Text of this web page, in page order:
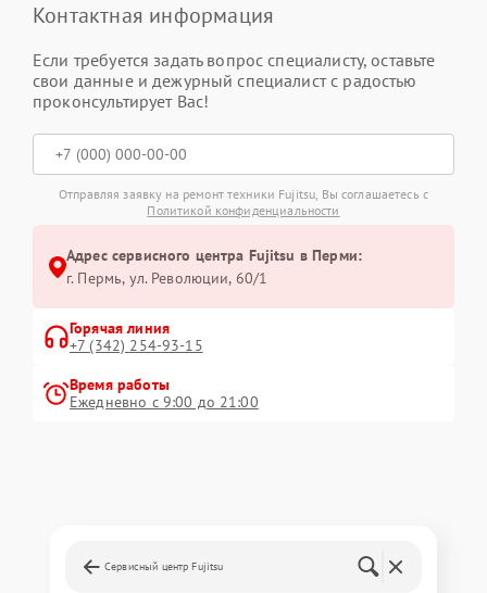
Контактная информация
Если требуется задать вопрос специалисту, оставьте
свои данные и дежурный специалист с радостью
проконсультирует Вас!
Отправляя заявку на ремонт техники Fujitsu, Вы соглашаетесь с
Политикой конфиденциальности
Адрес сервисного центра Fujitsu в Перми:
г. Пермь, ул. ​Революции, 60/1
Горячая линия
+7 (342) 254-93-15
Время работы
Ежедневно с 9:00 до 21:00
Сервисный центр Fujitsu